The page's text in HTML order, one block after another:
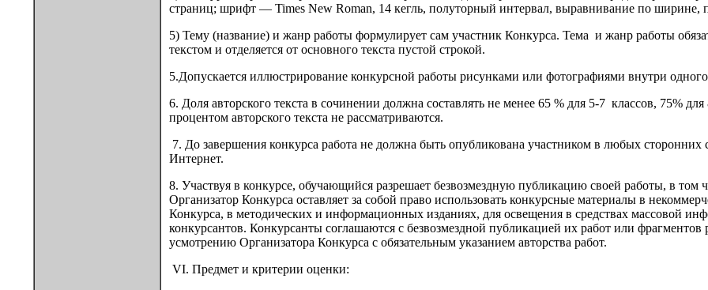
страниц; шрифт — Times New Roman, 14 кегль, полуторный интервал, выравнивание по ширине,
5) Тему (название) и жанр работы формулирует сам участник Конкурса. Тема и жанр работы
текстом и отделяется от основного текста пустой строкой.
5.Допускается иллюстрирование конкурсной работы рисунками или фотографиями внутри
6. Доля авторского текста в сочинении должна составлять не менее 65 % для 5-7 классов, 75%
процентом авторского текста не рассматриваются.
7. До завершения конкурса работа не должна быть опубликована участником в любых
Интернет.
8. Участвуя в конкурсе, обучающийся разрешает безвозмездную публикацию своей работы, в том
Организатор Конкурса оставляет за собой право использовать конкурсные материалы в
Конкурса, в методических и информационных изданиях, для освещения в средствах массовой
конкурсантов. Конкурсанты соглашаются с безвозмездной публикацией их работ или
усмотрению Организатора Конкурса с обязательным указанием авторства работ.
VI. Предмет и критерии оценки: